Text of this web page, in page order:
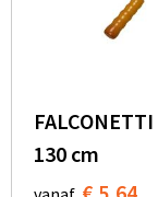
130 cm